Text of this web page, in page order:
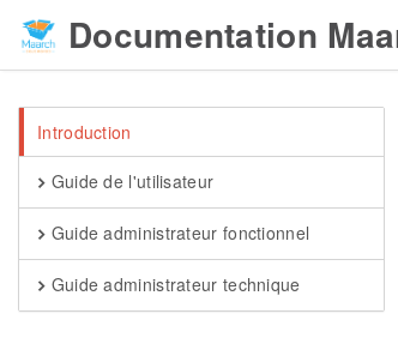
Documentation
Introduction
Guide de l'utilisateur
Guide administrateur fonctionnel
Guide administrateur technique